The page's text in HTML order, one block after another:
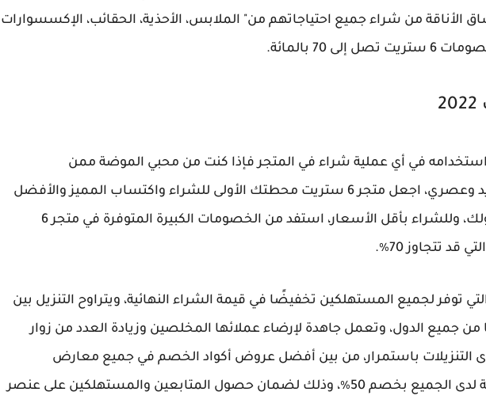
الأناقة من شراء جميع احتياجاتهم من" الملابس، الأحذية، الحقائب، الإكسسوارات
70 بالمائة.
في أي عملية شراء في المتجر فإذا كنت من محبي الموضة ممن
يستمتعون بكل ما هو جديد وعصري، اجعل متجر 6 ستريت محطتك الأولى للشراء واكتساب المميز والأفضل
لمظهر يجذب انتباه من حولك، وللشراء بأقل الأسعار، استفد من الخصومات الكبيرة المتوفرة في متجر 6
قد تتجاوز 70٪.
ستريت والتي توفر لجميع المستهلكين تخفيضًا في قيمة الشراء النهائية، ويتراوح التنزيل بين
من جميع الدول، وتعمل جاهدة لإرضاء عملائها المخلصين وزيادة العدد من زوار
التنزيلات باستمرار، من بين أفضل عروض أكواد الخصم في جميع معارض
العلامات التجارية المفضلة لدى الجميع بخصم 50٪، وذلك لضمان حصول المتابعين والمستهلكين على عنصر